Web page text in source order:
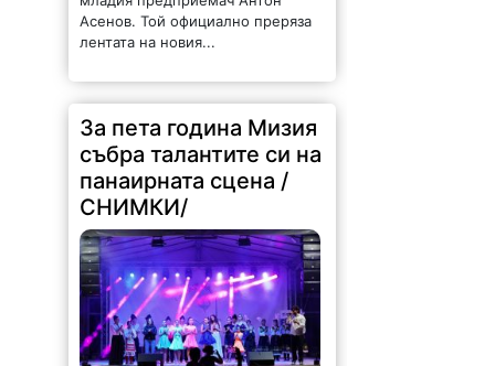
Асенов. Той официално преряза
лентата на новия...
За пета година Мизия
събра талантите си на
панаирната сцена /
СНИМКИ/